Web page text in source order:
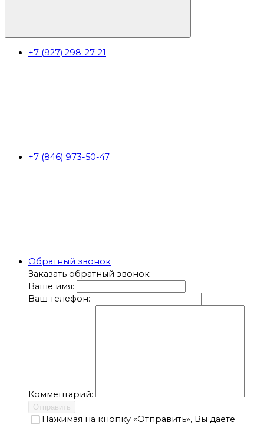
+7 (927) 298-27-21
+7 (846) 973-50-47
Обратный звонок
Заказать обратный звонок
Ваше имя:
Ваш телефон:
Комментарий:
Отправить
Нажимая на кнопку «Отправить», Вы даете